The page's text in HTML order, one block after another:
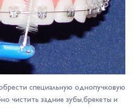
специальную однопучковую
чистить задние зубы,брекеты и